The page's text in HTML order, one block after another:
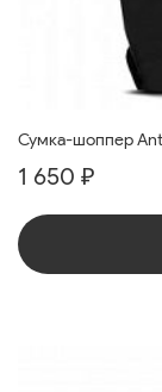
Сумка-шоппер
1 650 ₽